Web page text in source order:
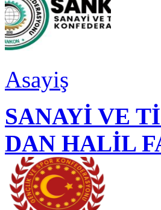
Asayiş
SANAYİ VE
DAN HALİL